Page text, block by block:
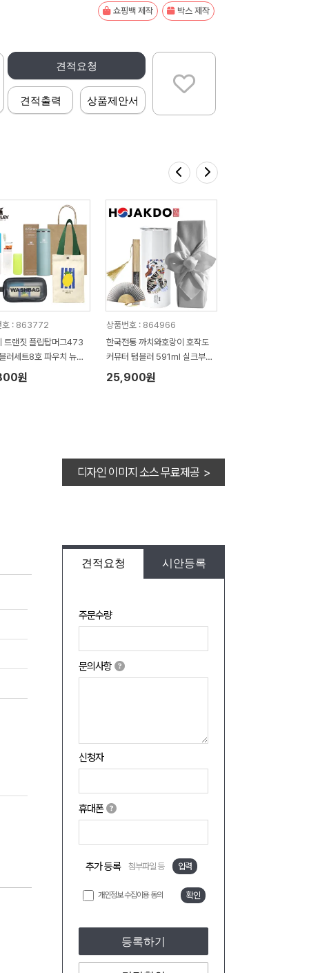
쇼핑백 제작 박스 제작
견적요청
견적출력 상품제안서
호 : 863772
트랜짓 플립탑머그473
러세트8호 파우치 뉴따
솔치약세트 쇼핑백포함
원
상품번호 : 864966
한국전통 까치와호랑이 호작도
커뮤터 텀블러 591ml 실크부채
기프팅 (보자기 포장)
25,900원
디자인 이미지 소스 무료제공 >
견적요청 시안등록
주문수량
문의사항
신청자
휴대폰
추가 등록 첨부파일 등 입력
개인정보 수집이용 동의 확인
등록하기